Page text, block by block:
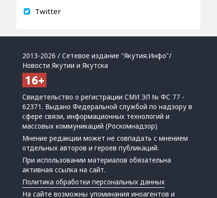
Twitter
2013-2026 / Сетевое издание "Якутия.Инфо"/
Новости Якутии и Якутска
Свидетельство о регистрации СМИ ЭЛ № ФС 77 -
62371. Выдано Федеральной службой по надзору в
сфере связи, информационных технологий и
массовых коммуникаций (Роскомнадзор)
Мнение редакции может не совпадать с мнением
отдельных авторов и героев публикаций.
При использовании материалов обязательна
активная ссылка на сайт.
Политика обработки персональных данных
На сайте возможны упоминанияиноагентов и